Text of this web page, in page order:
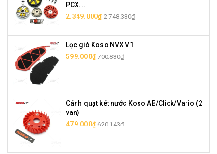
PCX...
2.349.000₫ 2.748.330₫
Lọc gió Koso NVX V1
599.000₫ 700.830₫
Cánh quạt két nước Koso AB/Click/Vario (2
van)
479.000₫ 620.143₫